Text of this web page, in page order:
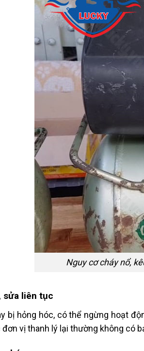
Nguy cơ cháy nổ,
sửa liên tục
bị hỏng hóc, có thể ngừng hoạt
vị thanh lý lại thường không có